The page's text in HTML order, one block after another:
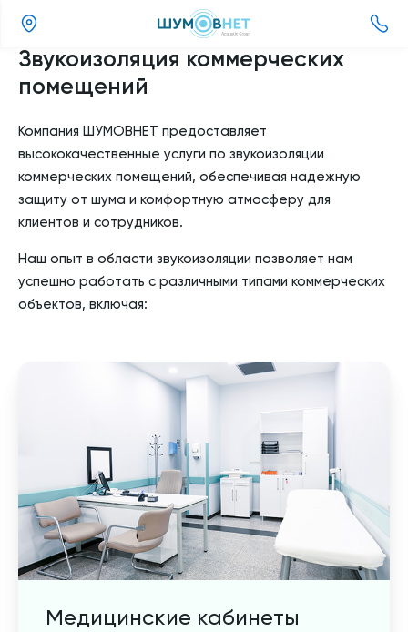
Звукоизоляция коммерческих
помещений
Компания ШУМОВНЕТ предоставляет
высококачественные услуги по звукоизоляции
коммерческих помещений, обеспечивая надежную
защиту от шума и комфортную атмосферу для
клиентов и сотрудников.
Наш опыт в области звукоизоляции позволяет нам
успешно работать с различными типами коммерческих
объектов, включая:
Медицинские кабинеты